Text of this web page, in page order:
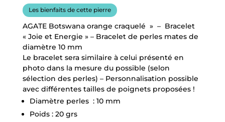
Les bienfaits de cette pierre
AGATE Botswana orange craquelé » – Bracelet
« Joie et Energie » – Bracelet de perles mates de
diamètre 10 mm
Le bracelet sera similaire à celui présenté en
photo dans la mesure du possible (selon
sélection des perles) – Personnalisation possible
avec différentes tailles de poignets proposées !
Diamètre perles : 10 mm
Poids : 20 grs